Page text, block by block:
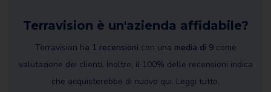
Terravision è un'azienda affidabile?
Terravision ha 1 recensioni con una media di 9come
valutazione dei clienti. Inoltre, il 100% delle recensioni indica
che acquisterebbe di nuovo qui. Leggi tutto.